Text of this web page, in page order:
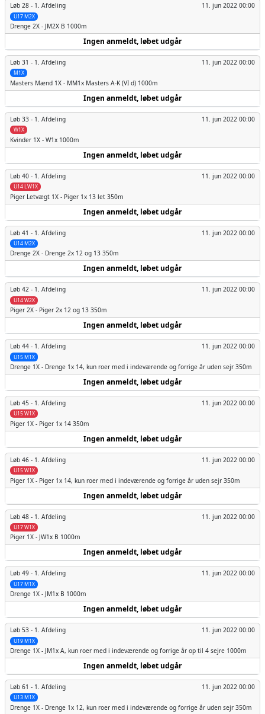
Løb 28 - 1. Afdeling 11. jun 2022 00:00
U17 M2X
Drenge 2X - JM2X B 1000m
Ingen anmeldt, løbet udgår
Løb 31 - 1. Afdeling 11. jun 2022 00:00
M1X
Masters Mænd 1X - MM1x Masters A-K (VI d) 1000m
Ingen anmeldt, løbet udgår
Løb 33 - 1. Afdeling 11. jun 2022 00:00
W1X
Kvinder 1X - W1x 1000m
Ingen anmeldt, løbet udgår
Løb 40 - 1. Afdeling 11. jun 2022 00:00
U14 LW1X
Piger Letvægt 1X - Piger 1x 13 let 350m
Ingen anmeldt, løbet udgår
Løb 41 - 1. Afdeling 11. jun 2022 00:00
U14 M2X
Drenge 2X - Drenge 2x 12 og 13 350m
Ingen anmeldt, løbet udgår
Løb 42 - 1. Afdeling 11. jun 2022 00:00
U14 W2X
Piger 2X - Piger 2x 12 og 13 350m
Ingen anmeldt, løbet udgår
Løb 44 - 1. Afdeling 11. jun 2022 00:00
U15 M1X
Drenge 1X - Drenge 1x 14, kun roer med i indeværende og forrige år uden sejr 350m
Ingen anmeldt, løbet udgår
Løb 45 - 1. Afdeling 11. jun 2022 00:00
U15 W1X
Piger 1X - Piger 1x 14 350m
Ingen anmeldt, løbet udgår
Løb 46 - 1. Afdeling 11. jun 2022 00:00
U15 W1X
Piger 1X - Piger 1x 14, kun roer med i indeværende og forrige år uden sejr 350m
Ingen anmeldt, løbet udgår
Løb 48 - 1. Afdeling 11. jun 2022 00:00
U17 W1X
Piger 1X - JW1x B 1000m
Ingen anmeldt, løbet udgår
Løb 49 - 1. Afdeling 11. jun 2022 00:00
U17 M1X
Drenge 1X - JM1x B 1000m
Ingen anmeldt, løbet udgår
Løb 53 - 1. Afdeling 11. jun 2022 00:00
U19 M1X
Drenge 1X - JM1x A, kun roer med i indeværende og forrige år op til 4 sejre 1000m
Ingen anmeldt, løbet udgår
Løb 61 - 1. Afdeling 11. jun 2022 00:00
U13 M1X
Drenge 1X - Drenge 1x 12, kun roer med i indeværende og forrige år uden sejr 350m